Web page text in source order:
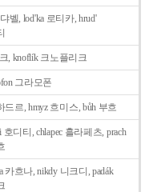
댜벨, lod'ka 로티카, hrud'
, knoflík 크노플리크
그라모폰
드르, hmyz 흐미스, bůh 부흐
호디티, chlapec 흘라페츠, prach
카흐나, nikdy 니크디, padák